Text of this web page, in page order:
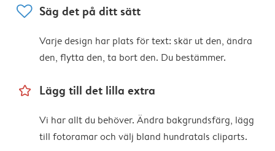
heart Säg det på ditt sätt
Varje design har plats för text: skär ut den, ändra
den, flytta den, ta bort den. Du bestämmer.
star_outline Lägg till det lilla extra
Vi har allt du behöver. Ändra bakgrundsfärg, lägg
till fotoramar och välj bland hundratals cliparts.